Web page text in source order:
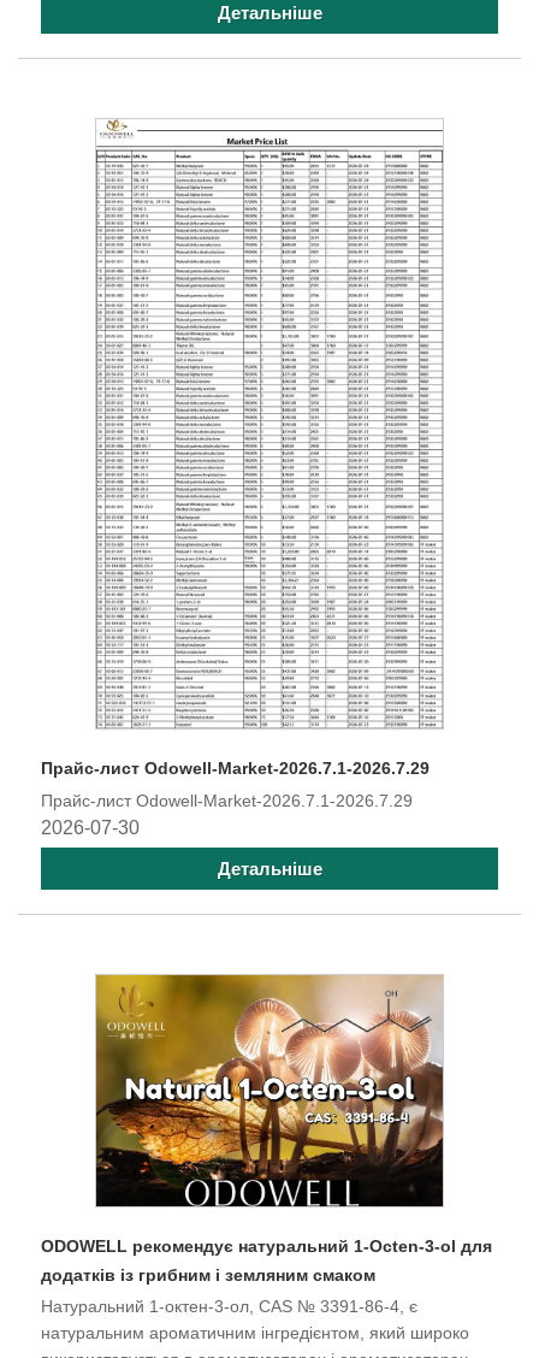
Детальніше
Прайс-лист Odowell-Market-2026.7.1-2026.7.29
Прайс-лист Odowell-Market-2026.7.1-2026.7.29
2026-07-30
Детальніше
​ODOWELL рекомендує натуральний 1-Octen-3-ol для
додатків із грибним і земляним смаком
Натуральний 1-октен-3-ол, CAS № 3391-86-4, є
натуральним ароматичним інгредієнтом, який широко